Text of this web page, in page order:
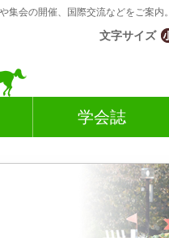
集会の開催、国際交流などをご案内。
文字サイズ
学会誌